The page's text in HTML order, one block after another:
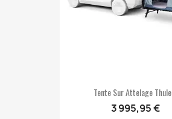
Tente Sur Attelage Thule...
3 995,95 €